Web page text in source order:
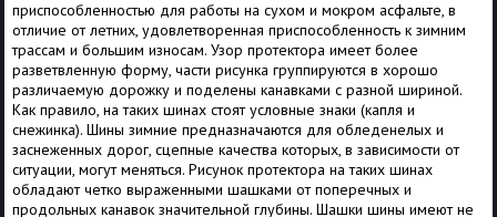
приспособленностью для работы на сухом и мокром асфальте, в
отличие от летних, удовлетворенная приспособленность к зимним
трассам и большим износам. Узор протектора имеет более
разветвленную форму, части рисунка группируются в хорошо
различаемую дорожку и поделены канавками с разной шириной.
Как правило, на таких шинах стоят условные знаки (капля и
снежинка). Шины зимние предназначаются для обледенелых и
заснеженных дорог, сцепные качества которых, в зависимости от
ситуации, могут меняться. Рисунок протектора на таких шинах
обладают четко выраженными шашками от поперечных и
продольных канавок значительной глубины. Шашки шины имеют не